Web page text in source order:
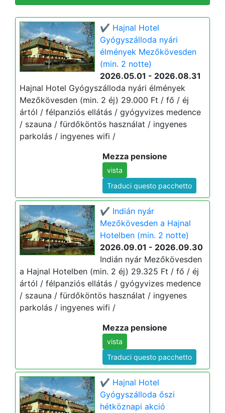
✔️ Hajnal Hotel
Gyógyszálloda nyári
élmények Mezőkövesden
(min. 2 notte)
2026.05.01 - 2026.08.31
Hajnal Hotel Gyógyszálloda nyári élmények
Mezőkövesden (min. 2 éj) 29.000 Ft / fő / éj
ártól / félpanziós ellátás / gyógyvizes medence
/ szauna / fürdőköntös használat / ingyenes
parkolás / ingyenes wifi /
Mezza pensione
vista
Traduci questo pacchetto
✔️ Indián nyár
Mezőkövesden a Hajnal
Hotelben (min. 2 notte)
2026.09.01 - 2026.09.30
Indián nyár Mezőkövesden
a Hajnal Hotelben (min. 2 éj) 29.325 Ft / fő / éj
ártól / félpanziós ellátás / gyógyvizes medence
/ szauna / fürdőköntös használat / ingyenes
parkolás / ingyenes wifi /
Mezza pensione
vista
Traduci questo pacchetto
✔️ Hajnal Hotel
Gyógyszálloda őszi
hétköznapi akció